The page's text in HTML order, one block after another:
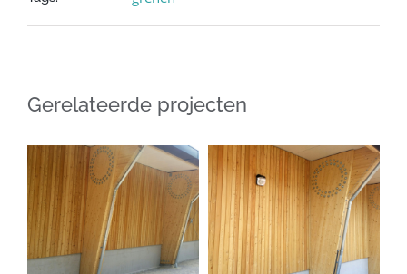
Gerelateerde projecten